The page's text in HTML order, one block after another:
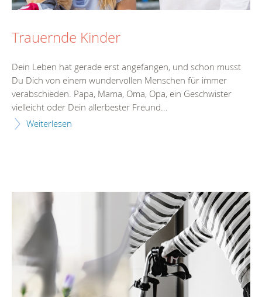
Trauernde Kinder
Dein Leben hat gerade erst angefangen, und schon musst
Du Dich von einem wundervollen Menschen für immer
verabschieden. Papa, Mama, Oma, Opa, ein Geschwister
vielleicht oder Dein allerbester Freund...
Weiterlesen